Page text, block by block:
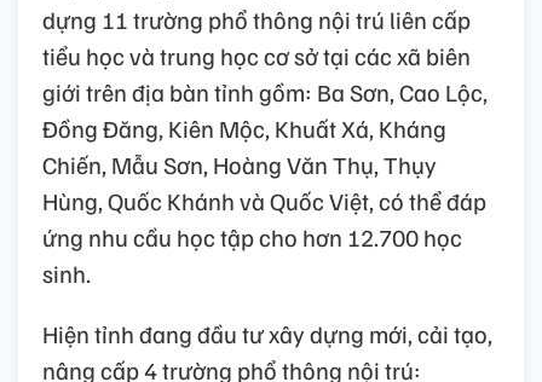
dựng 11 trường phổ thông nội trú liên cấp
tiểu học và trung học cơ sở tại các xã biên
giới trên địa bàn tỉnh gồm: Ba Sơn, Cao Lộc,
Đồng Đăng, Kiên Mộc, Khuất Xá, Kháng
Chiến, Mẫu Sơn, Hoàng Văn Thụ, Thụy
Hùng, Quốc Khánh và Quốc Việt, có thể đáp
ứng nhu cầu học tập cho hơn 12.700 học
sinh.
Hiện tỉnh đang đầu tư xây dựng mới, cải tạo,
nâng cấp 4 trường phổ thông nội trú: